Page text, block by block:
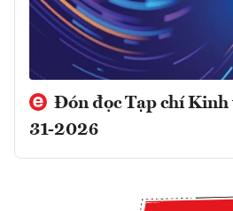
Đón đọc Tạp chí Kinh
31-2026